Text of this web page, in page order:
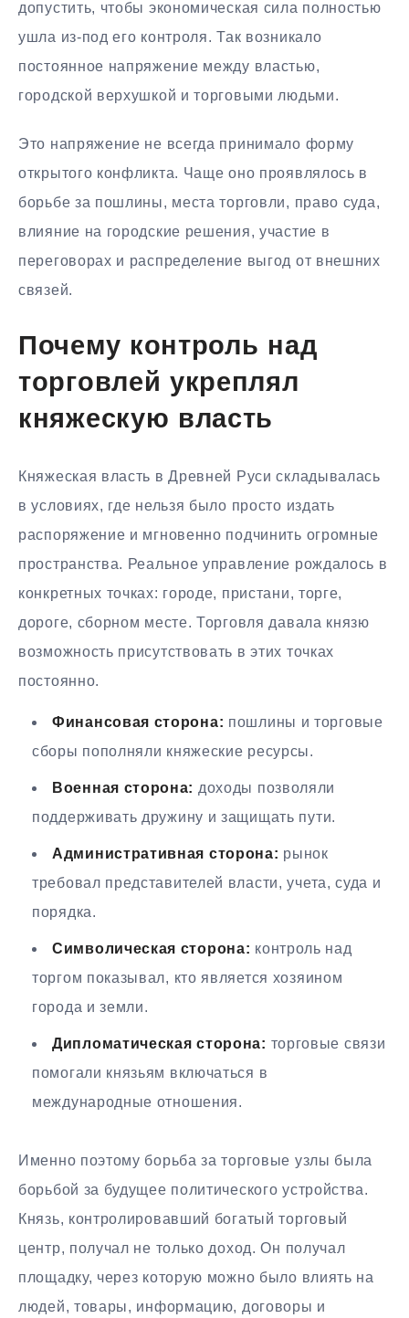
допустить, чтобы экономическая сила полностью
ушла из-под его контроля. Так возникало
постоянное напряжение между властью,
городской верхушкой и торговыми людьми.
Это напряжение не всегда принимало форму
открытого конфликта. Чаще оно проявлялось в
борьбе за пошлины, места торговли, право суда,
влияние на городские решения, участие в
переговорах и распределение выгод от внешних
связей.
Почему контроль над
торговлей укреплял
княжескую власть
Княжеская власть в Древней Руси складывалась
в условиях, где нельзя было просто издать
распоряжение и мгновенно подчинить огромные
пространства. Реальное управление рождалось в
конкретных точках: городе, пристани, торге,
дороге, сборном месте. Торговля давала князю
возможность присутствовать в этих точках
постоянно.
Финансовая сторона: пошлины и торговые
сборы пополняли княжеские ресурсы.
Военная сторона: доходы позволяли
поддерживать дружину и защищать пути.
Административная сторона: рынок
требовал представителей власти, учета, суда и
порядка.
Символическая сторона: контроль над
торгом показывал, кто является хозяином
города и земли.
Дипломатическая сторона: торговые связи
помогали князьям включаться в
международные отношения.
Именно поэтому борьба за торговые узлы была
борьбой за будущее политического устройства.
Князь, контролировавший богатый торговый
центр, получал не только доход. Он получал
площадку, через которую можно было влиять на
людей, товары, информацию, договоры и